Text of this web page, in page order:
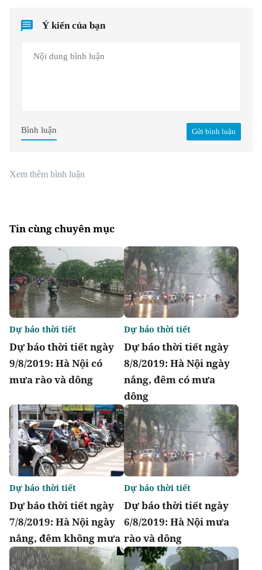
Ý kiến của bạn
Gửi bình luận
Bình luận
Xem thêm bình luận
Tin cùng chuyên mục
Dự báo thời tiết ngày
9/8/2019: Hà Nội có
mưa rào và dông
Dự báo thời tiết
Dự báo thời tiết ngày
8/8/2019: Hà Nội ngày
nắng, đêm có mưa
dông
Dự báo thời tiết
Dự báo thời tiết ngày
7/8/2019: Hà Nội ngày
nắng, đêm không mưa
Dự báo thời tiết
Dự báo thời tiết ngày
6/8/2019: Hà Nội mưa
rào và dông
Dự báo thời tiết